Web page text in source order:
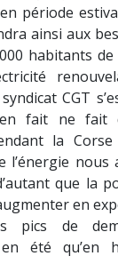
période
ainsi aux
habitants de
CGT
fait ne fait
la
l’énergie nous
que la
en
pics de
été qu’en